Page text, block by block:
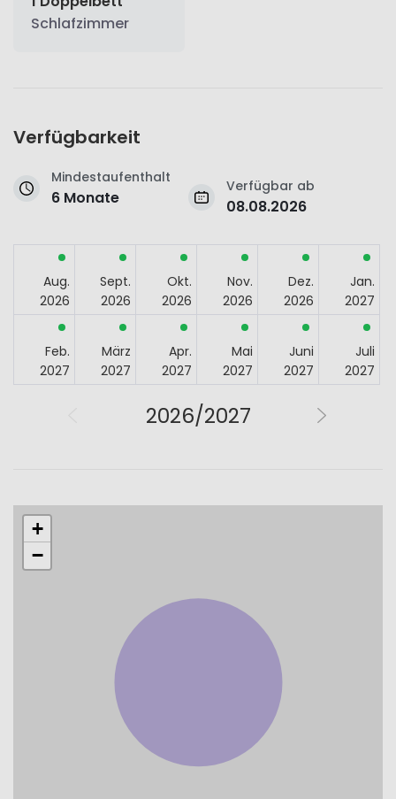
Schlafzimmer
Verfügbarkeit
Mindestaufenthalt
6 Monate
Verfügbar ab
08.08.2026
Aug.
2026
Sept.
2026
Okt.
2026
Nov.
2026
Dez.
2026
Jan.
2027
Feb.
2027
März
2027
Apr.
2027
Mai
2027
Juni
2027
Juli
2027
2026/2027
+
−